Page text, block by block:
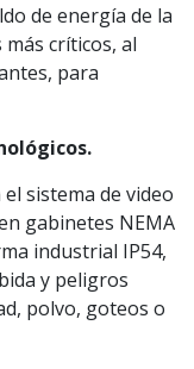
de energía de la
críticos, al
para
sistema de video
gabinetes NEMA
industrial IP54,
y peligros
polvo, goteos o